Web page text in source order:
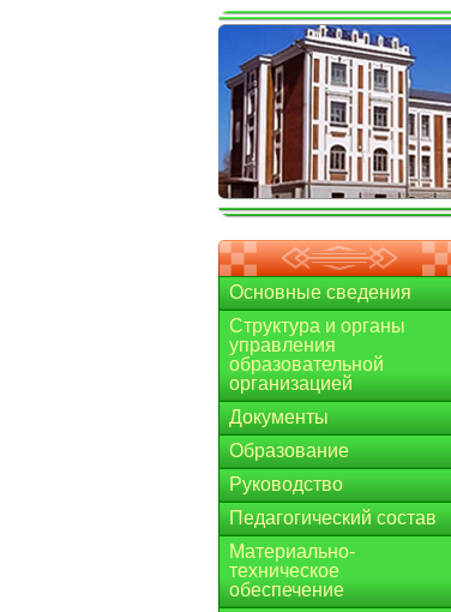
Основные сведения
Структура и органы
управления
образовательной
организацией
Документы
Образование
Руководство
Педагогический состав
Материально-
техническое
обеспечение